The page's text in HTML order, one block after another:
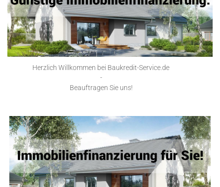
Herzlich Willkommen bei Baukredit-Service.de
-
Beauftragen Sie uns!